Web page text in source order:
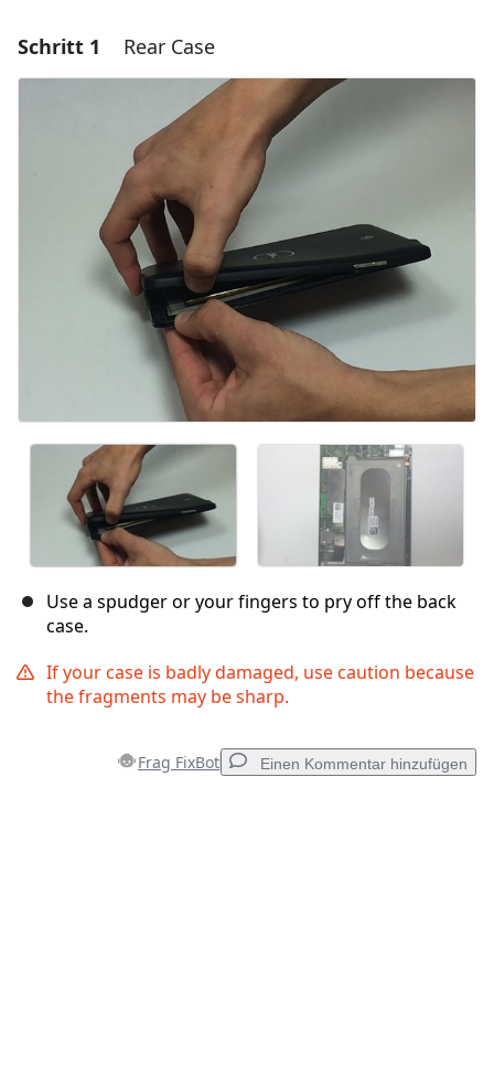
Schritt 1 Rear Case
Use a spudger or your fingers to pry off the back
case.
If your case is badly damaged, use caution because
the fragments may be sharp.
Frag FixBot Einen Kommentar hinzufügen